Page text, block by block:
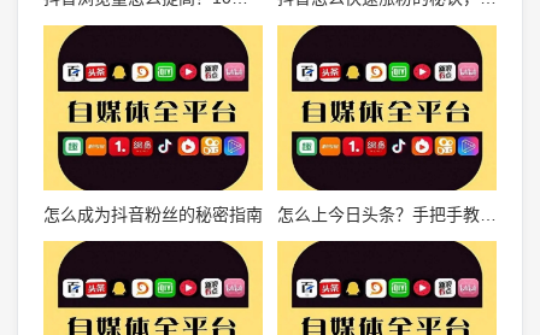
怎么成为抖音粉丝的秘密指南 怎么上今日头条？手把手教你成为自媒体大咖！